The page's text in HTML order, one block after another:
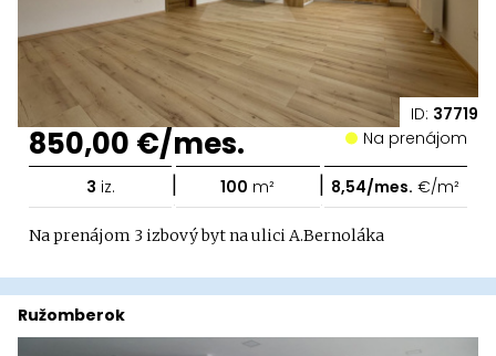
ID: 37719
850,00 €/mes. Na prenájom
3 iz. | 100 m² | 8,54/mes. €/m²
Na prenájom 3 izbový byt na ulici A.Bernoláka
Ružomberok